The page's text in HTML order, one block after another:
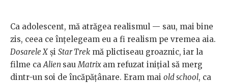
Ca adolescent, mă atrăgea realismul — sau, mai bine
zis, ceea ce înțelegeam eu a fi realism pe vremea aia.
Dosarele Xși Star Trek mă plictiseau groaznic, iar la
filme caAlien sauMatrix am refuzat inițial să merg
dintr-un soi de încăpățânare. Eram mai old school, ca